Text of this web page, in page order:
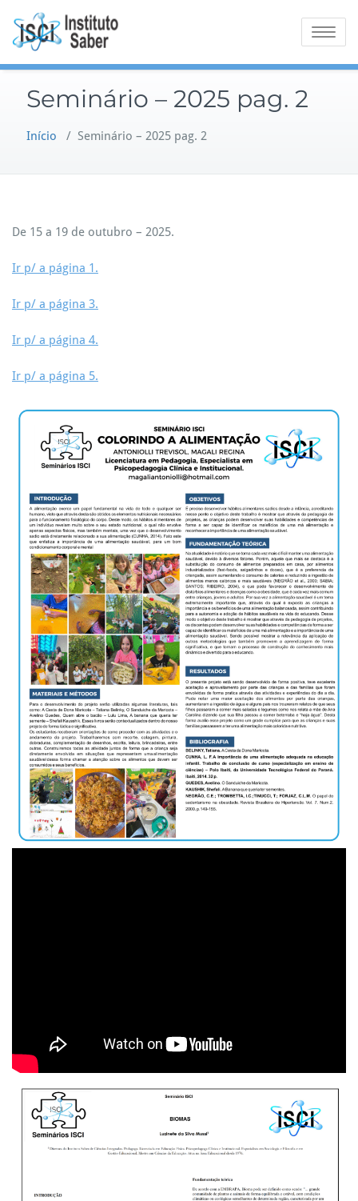
content
Toggle
Seminário – 2025 pag. 2
Início / Seminário – 2025 pag. 2
De 15 a 19 de outubro – 2025.
Ir p/ a página 1.
Ir p/ a página 3.
Ir p/ a página 4.
Ir p/ a página 5.